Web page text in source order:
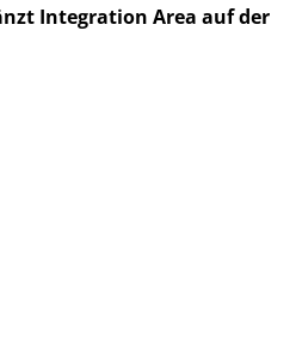
Integration Area auf der